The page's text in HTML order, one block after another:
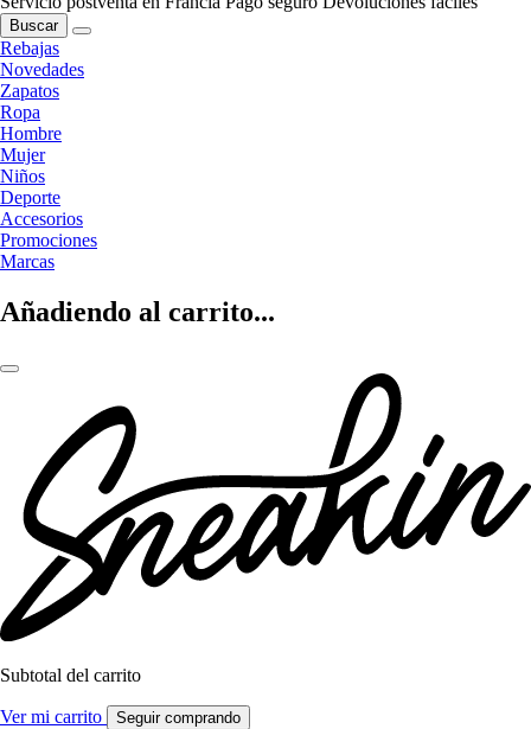
Buscar
Rebajas
Novedades
Zapatos
Ropa
Hombre
Mujer
Niños
Deporte
Accesorios
Promociones
Marcas
Añadiendo al carrito...
Subtotal del carrito
Ver mi carrito Seguir comprando